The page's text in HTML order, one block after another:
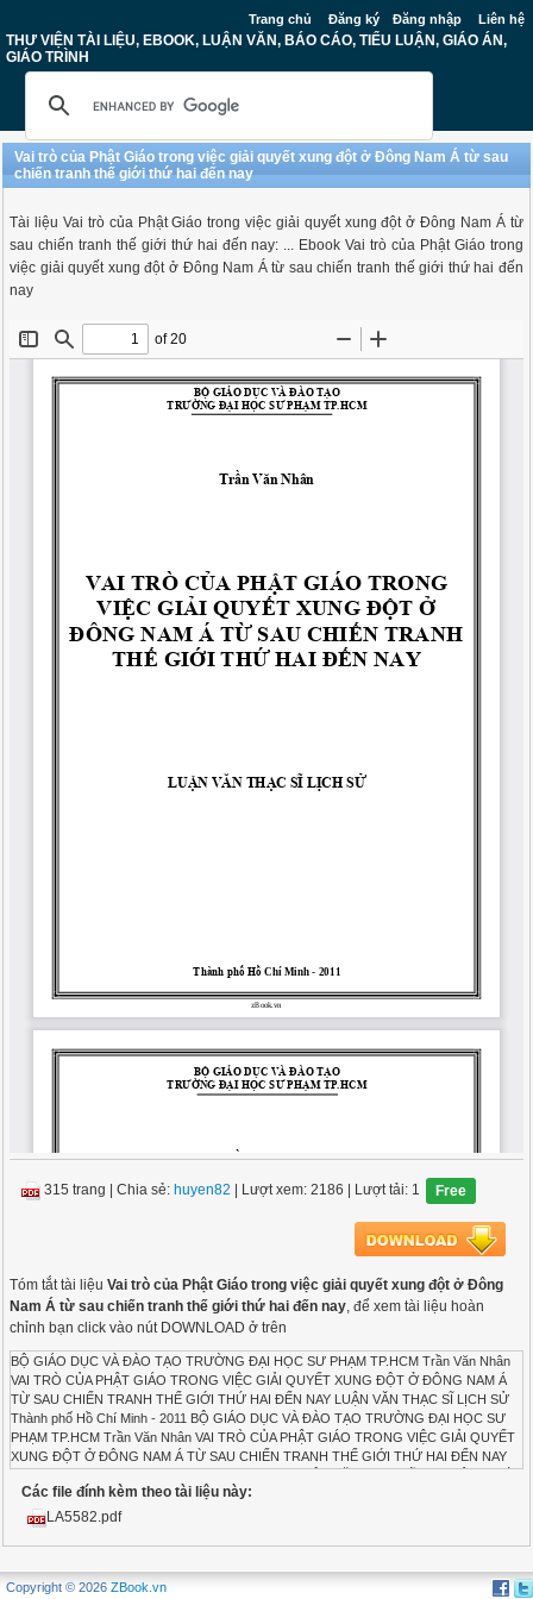
Trang chủ Đăng ký Đăng nhập Liên hệ
THƯ VIỆN TÀI LIỆU, EBOOK, LUẬN VĂN, BÁO CÁO, TIỂU LUẬN, GIÁO ÁN,
GIÁO TRÌNH
Vai trò của Phật Giáo trong việc giải quyết xung đột ở Đông Nam Á từ sau
chiến tranh thế giới thứ hai đến nay
Tài liệu Vai trò của Phật Giáo trong việc giải quyết xung đột ở Đông Nam Á từ
sau chiến tranh thế giới thứ hai đến nay: ... Ebook Vai trò của Phật Giáo trong
việc giải quyết xung đột ở Đông Nam Á từ sau chiến tranh thế giới thứ hai đến
nay
315 trang |Chia sẻ: huyen82 | Lượt xem: 2186 | Lượt tải: 1 Free
Tóm tắt tài liệuVai trò của Phật Giáo trong việc giải quyết xung đột ở Đông
Nam Á từ sau chiến tranh thế giới thứ hai đến nay, để xem tài liệu hoàn
chỉnh bạn click vào nút DOWNLOAD ở trên
BỘ GIÁO DỤC VÀ ĐÀO TẠO TRƯỜNG ĐẠI HỌC SƯ PHẠM TP.HCM Trần Văn Nhân VAI TRÒ CỦA PHẬT GIÁO TRONG VIỆC GIẢI QUYẾT XUNG ĐỘT Ở ĐÔNG NAM Á TỪ SAU CHIẾN TRANH THẾ GIỚI THỨ HAI ĐẾN NAY LUẬN VĂN THẠC SĨ LỊCH SỬ Thành phố Hồ Chí Minh - 2011 BỘ GIÁO DỤC VÀ ĐÀO TẠO TRƯỜNG ĐẠI HỌC SƯ PHẠM TP.HCM Trần Văn Nhân VAI TRÒ CỦA PHẬT GIÁO TRONG VIỆC GIẢI QUYẾT XUNG ĐỘT Ở ĐÔNG NAM Á TỪ SAU CHIẾN TRANH THẾ GIỚI THỨ HAI ĐẾN NAY Chuyên ngành: Lịch sử Thế giới Mã số: 60 22 50 LUẬN VĂN THẠC SĨ LỊCH SỬ NGƯỜI HƯỚNG DẪN KHOA HỌC TS. HÀ BÍCH LIÊN Thành phố Hồ Chí Minh - 2011 LỜI CAM ĐOAN Tác giả luận văn xin cam đoan với Hội đồng khoa học cùng độc giả đây là công trình nghiên cứu của bản thân. Các chứng cứ và số liệu làm cơ sở được trình bày trong luận văn là do chính bản thân sưu tầm, sắp xếp, đánh giá mang tính trung thực và chưa được công bố đầy đủ như thế trong bất kỳ công trình nghiên cứu nào khác. Các nội dung trích dẫn trong luận văn đều có nguồn gốc cụ thể, mang tính khoa học. các tài liệu tham khảo để hoàn thành luận văn đều được vinh diện trong công trình này. Với danh dự của người nghiên cứu, tôi xin chịu hoàn toàn trách nhiệm trước sự cam đoan của mình. Tác giả luận văn TRẦN VĂN NHÂN LỜI CẢM ƠN Để có thể hoàn thành luận văn với đề tài Vai trò của Phật giáo trong việc giải quyết xung đột ở Đông Nam Á từ sau Chiến tranh thế giới thứ hai đến nay, tôi chân thành cảm ơn TS. Hà Bích Liên đã trực tiếp hướng dẫn nhiệt tình để tôi hoàn thành luận văn này. Chân thành cảm ơn các giảng viên và các bạn đồng khóa đã giúp đỡ, ủng hộ với những gợi ý quý báu cho tôi trong suốt quá trình học tập. Cám ơn sự gợi ý đầy thiện chí của các giảng sư tại Học viện Phật giáo Việt Nam tại TP. Hồ Chí Minh. Cám ơn gia đình và bạn bè thân hữu đã động viên để tôi hoàn thành luận văn này. MỤC LỤC 4TLỜI CAM ĐOAN4T ...................................................................................................................................... 3 4TLỜI CẢM ƠN4T ............................................................................................................................................ 4 4TMỤC LỤC4T ................................................................................................................................................. 5 4TDANH MỤC CÁC CHỮ VIẾT TẮT4T ......................................................................................................... 7 4TMỞ ĐẦU4T ................................................................................................................................................... 8 4T1.Lý do chọn đề tài và phạm vi nghiên cứu4T............................................................................................. 8 4T2.Lịch sử vấn đề và tài liệu nghiên cứu4T ................................................................................................. 10 4T3.Phương pháp nghiên cứu4T ................................................................................................................... 13 4T . Mục đích nghiên cứu4T ........................................................................................................................ 14 4T5. Giới hạn đề tài4T .................................................................................................................................. 14 4T6. Ý nghĩa khoa học và thực tiễn4T .......................................................................................................... 15 4TChương 1: TƯ TƯỞNG HÒA BÌNH TRONG TRIẾT LÝ PHẬT GIÁO4T .................................................. 16 4T1.1.Sơ lược về lịch sử Phật giáo4T ........................................................................................................... 16 4T1.2.Tư tưởng hòa bình trong triết lý của Phật giáo 4T ................................................................................ 24 4T1.2.1.Bát Chánh Đạo – Con đường đạt đến sự hòa bình4T .................................................................... 28 4T1.2.2.Triết lý Vô Thường, Vô Ngã4T .................................................................................................... 30 4T1.2.3.Triết lý Tánh Không4T ................................................................................................................ 34 4T IỂU KẾT4T ........................................................................................................................................... 38 4TChương 2: TƯ TƯỞNG HÒA BÌNH PHẬT GIÁO TRONG VIỆC GIẢI QUYẾT XUNG ĐỘT Ở ĐÔNG NAM Á TỪ SAU CHIẾN TRANH THẾ GIỚI THỨ HAI ĐẾN NAY4T ..................................................... 39 4T2.1. “Bất bạo động” – Tư tưởng chủ yếu của người Myanmar trong việc giải quyết xung đột4T ............... 39 4T2.1.1. Bước đầu vận dụng triết lý hòa bình vào việc thiết lập bộ máy nhà nước4T................................. 39 4T2.1.2. Aung San Suu Kyi – Tinh thần “bất bạo động” cho nền dân chủ thực sự.4T ................................ 42 4T2.2. Khát vọng Santi hóa giải những xung đột ở Việt Nam.4T ................................................................ 47 4T2.2.1. Nhập thế để hóa giải xung đột ở miền Nam Việt Nam4T............................................................. 47 4T2.2.2. Kiên trì theo đuổi mục đích hòa bình trong giải quyết xung đột.4T ............................................. 55 4T2.2.3. Hòa bình – triết lý thành công của người Việt Nam4T................................................................. 61 4T2.3. Hòa bình và dân chủ - Khát vọng của Phật tử Thái Lan4T ................................................................. 65 4T2.3.1.Quá trình chọn lọc và thử nghiệm4T ............................................................................................ 65 4T2.3.2. Đứng ngoài xung đột để giải quyết xung đột.4T .......................................................................... 71 4T2.4. Những nỗ lực không mấy thành công của Phật giáo Campuchia trong giải quyết xung đột.4T ........... 76 4T IỂU KẾT4T ........................................................................................................................................... 84 4TChương 3: MỘT SỰ LỰA CHỌN CỦA THẾ KỶ XXI4T............................................................................ 88 4T3.1. Phật giáo với việc xây dựng niềm tin bền vững.4T ............................................................................. 88 4T3.2.Khởi nguồi của quá trình đối thoại, hợp tác4T .................................................................................... 93 4T3.3.Một tư tưởng , một khát vọng không đơn độc.4T ................................................................................ 96 4T IỂU KẾT4T ......................................................................................................................................... 100 4TKẾT LUẬN4T ........................................................................................................................................... 102 4T ÀI LIỆU THAM KHẢO4T ...................................................................................................................... 108 4TPHỤ LỤC4T .............................................................................................................................................. 119 DANH MỤC CÁC CHỮ VIẾT TẮT AFSR: Hiệp hội các ngành Khoa học xã hội về tôn giáo (l’Association Francaise de Sciences socials des religions) ASEAN: Hiệp hội các quốc gia Đông Nam Á (Association of Southeast Asian Nations) EIAB: Viện Phật học Ứng dụng Âu châu (The European Institute of Applied Buddhism) FUNCINPEC: Mặt trận Thống nhất Dân tộc vì một nước Campuchia Độc lập, Trung lập, Hòa bình và Hợp tác (Front Uni National pour un Cambodge Indépendant, Neutre, Pacifique, et Coopératif) GNH: Tổng Hạnh phúc Quốc gia (Gross National Happiness) NBB: Cục Phật giáo Quốc gia (National Bureau of Buddhism) NLD: Liên minh Dân tộc vì nền dân chủ (National League for Democracy) RAD: Bộ các vấn đề Tôn giáo (National Bureau of Buddhism) SLORC: Hội đồng Khôi phục trật tự và Luật pháp Quốc gia (State Law and Order Restoration Council) MỞ ĐẦU 1.Lý do chọn đề tài và phạm vi nghiên cứu Đề tài Phật giáo với các triết lý nhân sinh hướng tới lòng khoan dung và độ lượng luôn là chủ đích hướng tới của các công trình nghiên cứu phục vụ cho việc tìm hiểu, khai mở các giá trị nhân văn của nhân loại, đem lại những lời khuyên dễ chấp nhận cho xã hội khi mà những giá trị ấy ngày càng trở nên quan trọng hơn trước tình hình thế giới hiện nay. Cách đây đã hơn 2500 năm, Phật giáo do Siddhartha Gautama (563 – 483 TCN) sáng lập đã đem lại ánh sáng và hy vọng cho mọi tầng lớp nhân dân đau khổ ở Ấn Độ. Và trong suốt chiều dài lịch sử, đạo Phật luôn xuất hiện như một giải pháp cuối cùng cho các vấn đề nan giải, nơi mà mọi xung đột đang ở đỉnh điểm, mọi cố gắng dường như vô vọng và khi chiến tranh qua đi, sự sống hồi sinh cũng là lúc Phật giáo ươm mầm cho hoà bình trở lại. Ngày nay khi mà vấn đề “khủng bố”, “chiến tranh”, “bạo loạn”,... đã trở thành những đề tài thời sự mang tính liên tục và “nóng hổi” thì tinh thần và triết lý của đạo Phật ngày càng trở nên cần thiết hơn. Trong quá khứ con người đã chấp nhận đạo Phật như một con đường của sự giải thoát cho số phận, tìm đến sự bình đẳng trước Đạo pháp cho "thập loại chúng sinh" theo tinh thần " từ bi hỷ xả" thì ở hiện tại đạo Phật như một tiếng gọi hoà bình, thúc giục con người quay về “ những giá trị nhân bản” , chấm dứt chiến tranh, mưu cầu hạnh phúc cho mình và cho nhân loại. Các cuộc chiến tranh cục bộ trên thế giới như chiến tranh Iraq, bạo loạn ở Grudia, xung đột ở Kashmir,...vẫn đang tiếp diễn, vì thế, hơn bao giờ hết như nhân loại khao khát hướng đến một giá trị như Jawaharlal Nehru từng tha thiết kêu gọi : “ Có lẽ chưa bao giờ trong quá khứ , bức thông điệp hoà bình của Đức Phật lại cần thiết hơn thế cho nhân loại đang đau khổ và đả
Các file đính kèm theo tài liệu này:
LA5582.pdf
Copyright © 2026 ZBook.vn